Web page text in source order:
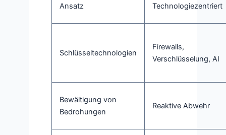
Ansatz Technologiezentriert
Schlüsseltechnologien
Firewalls,
Verschlüsselung, AI
Bewältigung von
Bedrohungen
Reaktive Abwehr